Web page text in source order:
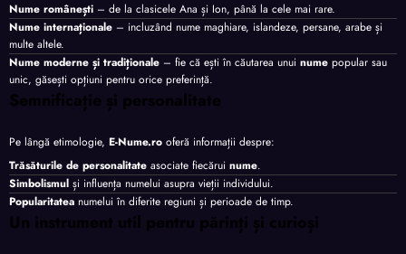
Nume românești – de la clasicele Ana și Ion, până la cele mai rare.
Nume internaționale – incluzând nume maghiare, islandeze, persane, arabe și
multe altele.
Nume moderne și tradiționale – fie că ești în căutarea unui nume popular sau
unic, găsești opțiuni pentru orice preferință.
Semnificație și personalitate
Pe lângă etimologie, E-Nume.ro oferă informații despre:
Trăsăturile de personalitate asociate fiecărui nume.
Simbolismul și influența numelui asupra vieții individului.
Popularitatea numelui în diferite regiuni și perioade de timp.
Un instrument util pentru părinți și curioși